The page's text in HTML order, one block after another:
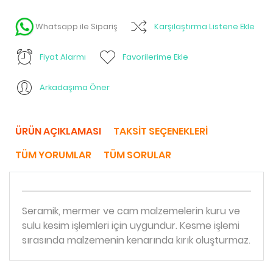
Whatsapp ile Sipariş Karşılaştırma Listene Ekle
Fiyat Alarmı Favorilerime Ekle
Arkadaşıma Öner
ÜRÜN AÇIKLAMASI
TAKSIT SEÇENEKLERI
TÜM YORUMLAR
TÜM SORULAR
Seramik, mermer ve cam malzemelerin kuru ve
sulu kesim işlemleri için uygundur. Kesme işlemi
sırasında malzemenin kenarında kırık oluşturmaz.